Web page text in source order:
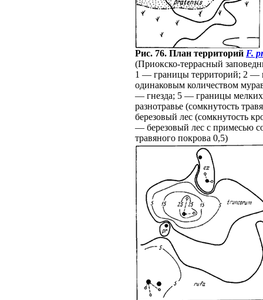
Рис. 76. План территорий F.
(Приокско-террасный
1 — границы территорий; 2 —
одинаковым количеством
— гнезда; 5 — границы
разнотравье (сомкнутость
березовый лес (сомкнутость
— березовый лес с примесью
травяного покрова 0,5)